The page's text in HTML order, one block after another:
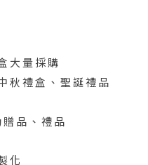
大量採購
秋禮盒、聖誕禮品
品、禮品
化